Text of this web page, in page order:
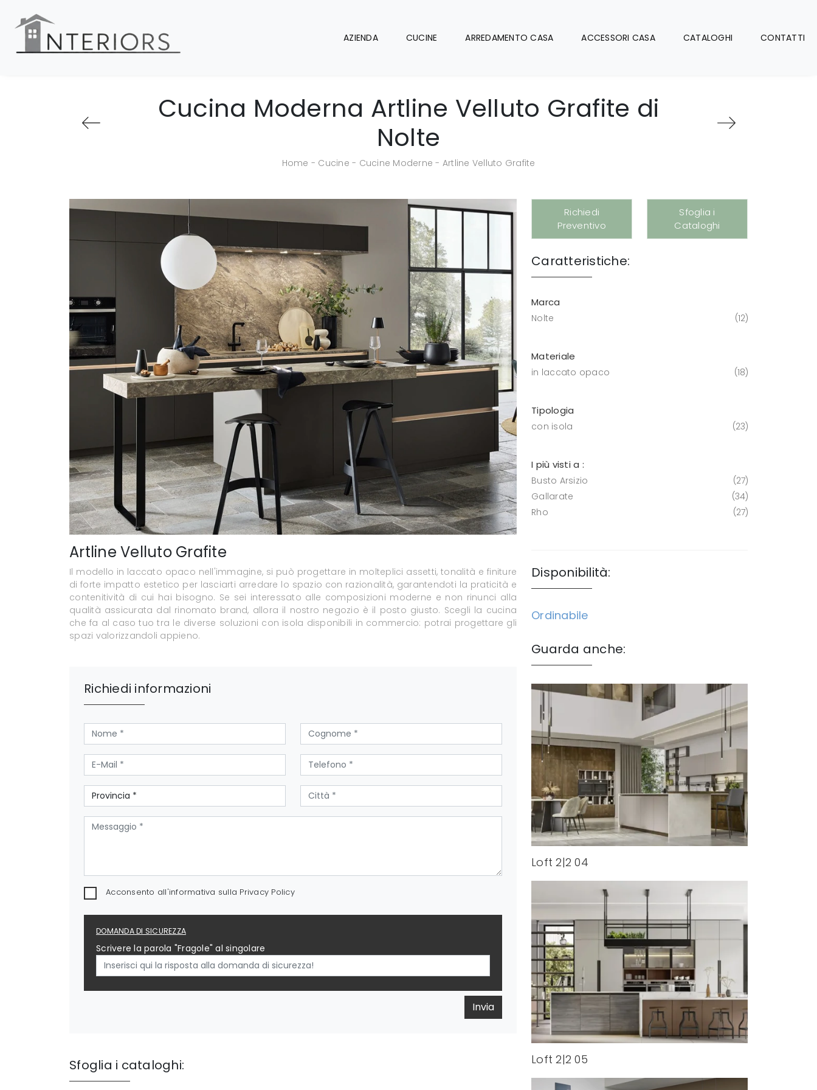
AZIENDA CUCINE ARREDAMENTO CASA ACCESSORI CASA CATALOGHI CONTATTI
Cucina Moderna Artline Velluto Grafite di
Nolte
Home - Cucine - Cucine Moderne - Artline Velluto Grafite
Artline Velluto Grafite
Il modello in laccato opaco nell'immagine, si può progettare in molteplici assetti, tonalità e finiture
di forte impatto estetico per lasciarti arredare lo spazio con razionalità, garantendoti la praticità e
contenitività di cui hai bisogno. Se sei interessato alle composizioni moderne e non rinunci alla
qualità assicurata dal rinomato brand, allora il nostro negozio è il posto giusto. Scegli la cucina
che fa al caso tuo tra le diverse soluzioni con isola disponibili in commercio: potrai progettare gli
spazi valorizzandoli appieno.
Richiedi informazioni
Acconsento all'informativa sulla Privacy Policy
DOMANDA DI SICUREZZA
Scrivere la parola "Fragole" al singolare
Invia
Sfoglia i cataloghi:
Richiedi
Preventivo
Sfoglia i
Cataloghi
Caratteristiche:
Marca
Nolte 12
Materiale
in laccato opaco 18
Tipologia
con isola 23
I più visti a :
Busto Arsizio
27
Gallarate
34
Rho
27
Disponibilità:
Ordinabile
Guarda anche:
Loft 2|2 04
Loft 2|2 05